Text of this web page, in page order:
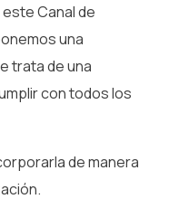
Canal de
una
trata de una
con todos los
de manera